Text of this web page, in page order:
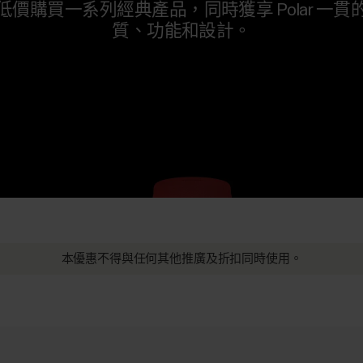
價購買一系列經典產品，同時獲享 Polar 一貫
質、功能和設計。
本優惠不得與任何其他推廣及折扣同時使用。